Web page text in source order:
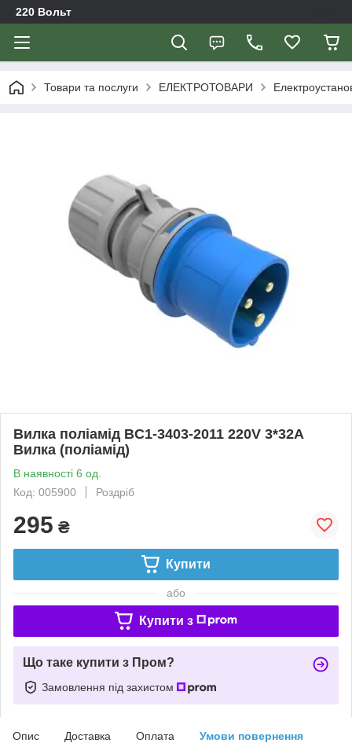
220 Вольт
Товари та послуги ЕЛЕКТРОТОВАРИ
Вилка поліамід BC1-3403-2011 220V 3*32A
Вилка (поліамід)
В наявності 6 од.
Код: 005900
Роздріб
295 ₴
Купити
або
Купити з
Що таке купити з Пром?
Замовлення під захистом
Опис Доставка Оплата Умови повернення